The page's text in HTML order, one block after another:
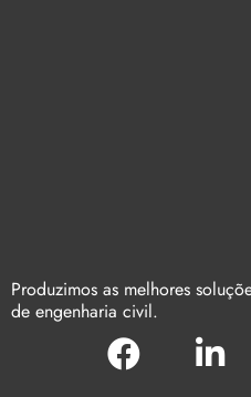
Produzimos as melhores
de engenharia civil.